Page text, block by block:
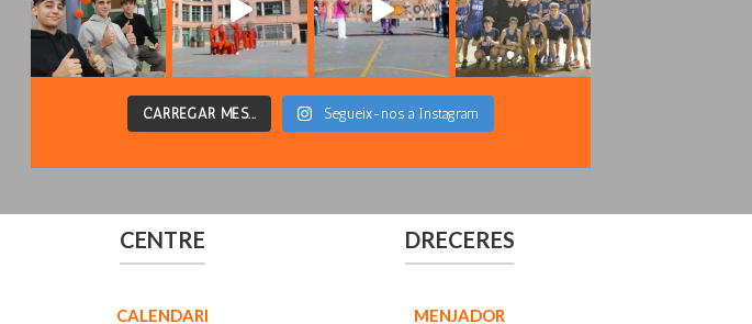
CARREGAR MÉS... Segueix-nos a Instagram
CENTRE
CALENDARI
DRECERES
MENJADOR